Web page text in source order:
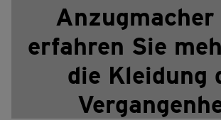
Anzugmacher
erfahren Sie
die Kleidung